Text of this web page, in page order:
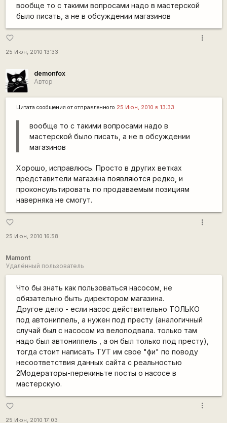
вообще то с такими вопросами надо в мастерской
было писать, а не в обсуждении магазинов
favorite_border
25 Июн, 2010 13:33
more_vert
demonfox
Автор
Цитата сообщения от отправленного 25 Июн, 2010 в 13:33
вообще то с такими вопросами надо в
мастерской было писать, а не в обсуждении
магазинов
Хорошо, исправлюсь. Просто в других ветках
представители магазина появляются редко, и
проконсультировать по продаваемым позициям
наверняка не смогут.
favorite_border
25 Июн, 2010 16:58
more_vert
Mamont
Удалённый пользователь
Что бы знать как пользоваться насосом, не
обязательно быть директором магазина.
Другое дело - если насос действительно ТОЛЬКО
под автониппель, а нужен под престу (аналогичный
случай был с насосом из велоподвала. только там
надо был автониппель , а он был только под престу),
тогда стоит написать ТУТ им свое "фи" по поводу
несоответствия данных сайта с реальностью
2Модераторы-перекиньте посты о насосе в
мастерскую.
favorite_border
25 Июн, 2010 17:03
more_vert